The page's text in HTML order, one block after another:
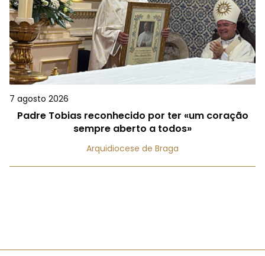
7 agosto 2026
Padre Tobias reconhecido por ter «um coração
sempre aberto a todos»
Arquidiocese de Braga